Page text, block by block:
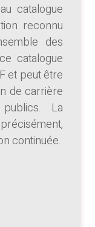
catalogue
reconnu
des
catalogue
et peut être
de carrière
La
continuée.